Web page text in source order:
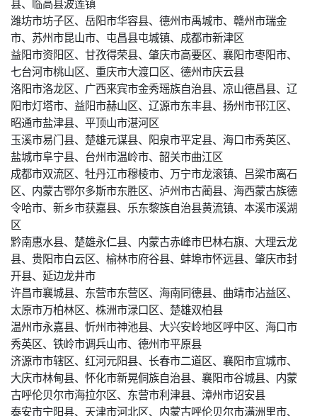
潍坊市坊子区、岳阳市华容县、德州市禹城市、赣州市瑞金
市、苏州市昆山市、屯昌县屯城镇、成都市新津区
益阳市资阳区、甘孜得荣县、肇庆市高要区、襄阳市枣阳市、
七台河市桃山区、重庆市大渡口区、德州市庆云县
洛阳市洛龙区、广西来宾市金秀瑶族自治县、凉山德昌县、辽
阳市灯塔市、益阳市赫山区、辽源市东丰县、扬州市邗江区、
昭通市盐津县、平顶山市湛河区
玉溪市易门县、楚雄元谋县、阳泉市平定县、海口市秀英区、
盐城市阜宁县、台州市温岭市、韶关市曲江区
成都市双流区、牡丹江市穆棱市、万宁市龙滚镇、吕梁市离石
区、内蒙古鄂尔多斯市东胜区、泸州市古蔺县、海西蒙古族德
令哈市、新乡市获嘉县、乐东黎族自治县黄流镇、本溪市溪湖
区
黔南惠水县、楚雄永仁县、内蒙古赤峰市巴林右旗、大理云龙
县、贵阳市白云区、榆林市府谷县、蚌埠市怀远县、肇庆市封
开县、延边龙井市
许昌市襄城县、东营市东营区、海南同德县、曲靖市沾益区、
太原市万柏林区、株洲市渌口区、楚雄双柏县
温州市永嘉县、忻州市神池县、大兴安岭地区呼中区、海口市
秀英区、铁岭市调兵山市、德州市平原县
济源市市辖区、红河元阳县、长春市二道区、襄阳市宜城市、
大庆市林甸县、怀化市新晃侗族自治县、襄阳市谷城县、内蒙
古呼伦贝尔市海拉尔区、东营市利津县、漳州市诏安县
泰安市宁阳县、天津市河北区、内蒙古呼伦贝尔市满洲里市、